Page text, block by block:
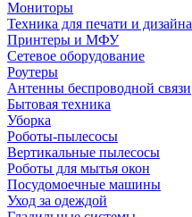
Мониторы
Техника для печати и дизайна
Принтеры и МФУ
Сетевое оборудование
Роутеры
Антенны беспроводной связи
Бытовая техника
Уборка
Роботы-пылесосы
Вертикальные пылесосы
Роботы для мытья окон
Посудомоечные машины
Уход за одеждой